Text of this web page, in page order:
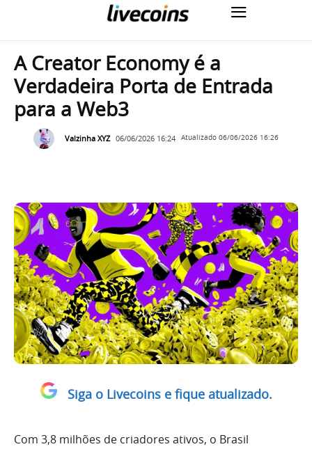
A Creator Economy é a
Verdadeira Porta de Entrada
para a Web3
Valzinha XYZ 06/06/2026 16:24 Atualizado 06/06/2026 16:26
Siga o Livecoins e fique atualizado.
Com 3,8 milhões de criadores ativos, o Brasil